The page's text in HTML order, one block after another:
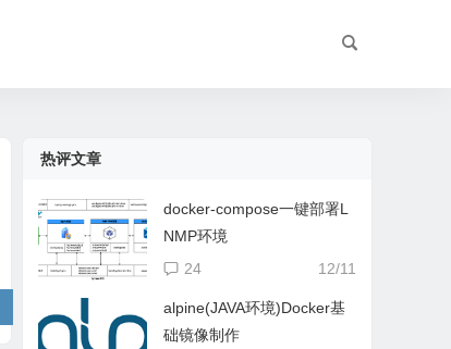
热评文章
docker-compose一键部署L
NMP环境
12/11
24
alpine(JAVA环境)Docker基
础镜像制作